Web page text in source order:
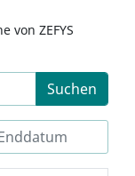
von ZEFYS
Suchen